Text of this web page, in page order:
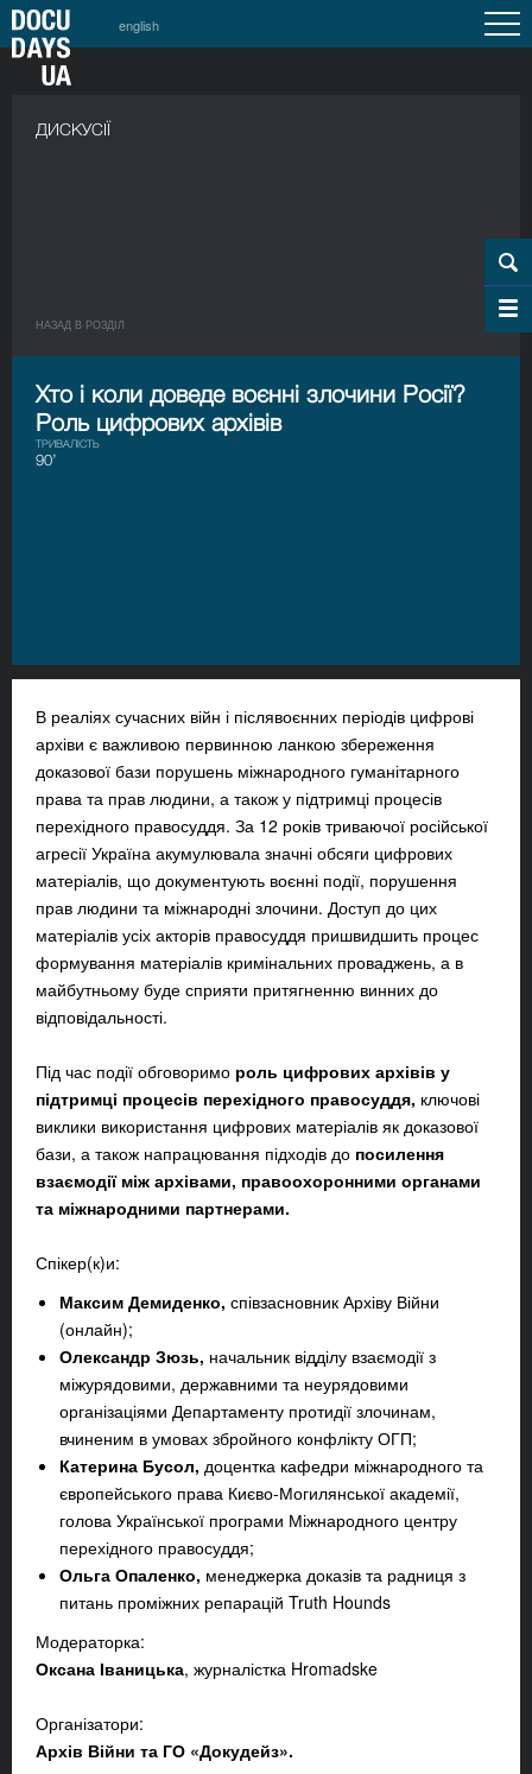
english
ДИСКУСІЇ
НАЗАД В РОЗДIЛ
Хто і коли доведе воєнні злочини Росії?
Роль цифрових архівів
ТРИВАЛІСТЬ
90’
В реаліях сучасних війн і післявоєнних періодів цифрові
архіви є важливою первинною ланкою збереження
доказової бази порушень міжнародного гуманітарного
права та прав людини, а також у підтримці процесів
перехідного правосуддя. За 12 років триваючої російської
агресії Україна акумулювала значні обсяги цифрових
матеріалів, що документують воєнні події, порушення
прав людини та міжнародні злочини. Доступ до цих
матеріалів усіх акторів правосуддя пришвидшить процес
формування матеріалів кримінальних проваджень, а в
майбутньому буде сприяти притягненню винних до
відповідальності.
Під час події обговоримо роль цифрових архівів у
підтримці процесів перехідного правосуддя, ключові
виклики використання цифрових матеріалів як доказової
бази, а також напрацювання підходів до посилення
взаємодії між архівами, правоохоронними органами
та міжнародними партнерами.
Спікер(к)и:
Максим Демиденко, співзасновник Архіву Війни
(онлайн);
Олександр Зюзь, начальник відділу взаємодії з
міжурядовими, державними та неурядовими
організаціями Департаменту протидії злочинам,
вчиненим в умовах збройного конфлікту ОГП;
Катерина Бусол, доцентка кафедри міжнародного та
європейського права Києво-Могилянської академії,
голова Української програми Міжнародного центру
перехідного правосуддя;
Ольга Опаленко, менеджерка доказів та радниця з
питань проміжних репарацій Truth Hounds
Модераторка:
Оксана Іваницька, журналістка Hromadske
Організатори:
Архів Війни та ГО «Докудейз».